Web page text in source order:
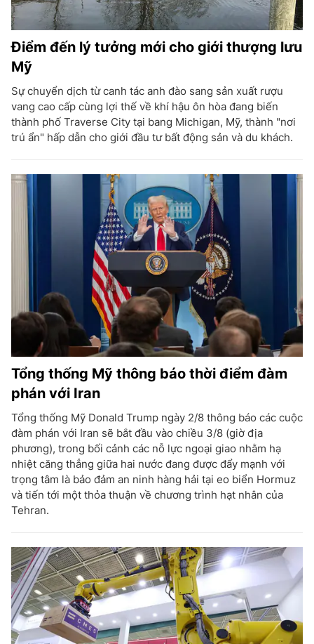
Điểm đến lý tưởng mới cho giới thượng lưu
Mỹ
Sự chuyển dịch từ canh tác anh đào sang sản xuất rượu
vang cao cấp cùng lợi thế về khí hậu ôn hòa đang biến
thành phố Traverse City tại bang Michigan, Mỹ, thành "nơi
trú ẩn" hấp dẫn cho giới đầu tư bất động sản và du khách.
Tổng thống Mỹ thông báo thời điểm đàm
phán với Iran
Tổng thống Mỹ Donald Trump ngày 2/8 thông báo các cuộc
đàm phán với Iran sẽ bắt đầu vào chiều 3/8 (giờ địa
phương), trong bối cảnh các nỗ lực ngoại giao nhằm hạ
nhiệt căng thẳng giữa hai nước đang được đẩy mạnh với
trọng tâm là bảo đảm an ninh hàng hải tại eo biển Hormuz
và tiến tới một thỏa thuận về chương trình hạt nhân của
Tehran.